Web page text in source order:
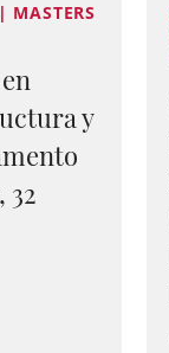
y
32